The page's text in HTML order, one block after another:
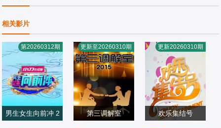
相关影片
男生女生向前冲 2
第20260312期
第三调解室
更新至20260310期
欢乐集结号
更新20260310期